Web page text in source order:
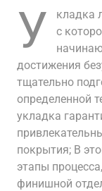
У
кладка
с
достижения
тщательно
определенной
укладка
покрытия; В
этапы
финишной